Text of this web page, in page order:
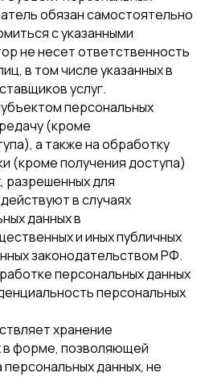
обязан самостоятельно
с указанными
не несет ответственность
в том числе указанных в
услуг.
персональных
(кроме
а также на обработку
(кроме получения доступа)
разрешенных для
в случаях
данных в
и иных публичных
законодательством РФ.
персональных данных
персональных
хранение
в форме, позволяющей
данных, не